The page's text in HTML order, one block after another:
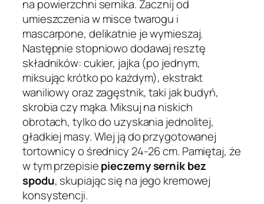
na powierzchni sernika. Zacznij od
umieszczenia w misce twarogu i
mascarpone, delikatnie je wymieszaj.
Następnie stopniowo dodawaj resztę
składników: cukier, jajka (po jednym,
miksując krótko po każdym), ekstrakt
waniliowy oraz zagęstnik, taki jak budyń,
skrobia czy mąka. Miksuj na niskich
obrotach, tylko do uzyskania jednolitej,
gładkiej masy. Wlej ją do przygotowanej
tortownicy o średnicy 24-26 cm. Pamiętaj, że
w tym przepisiepieczemy sernik bez
spodu, skupiając się na jego kremowej
konsystencji.